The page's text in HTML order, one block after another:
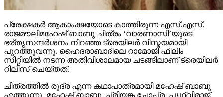
പ്രേക്ഷകര്‍ ആകാംക്ഷയോടെ കാത്തിരുന്ന എസ്.എസ്.
രാജമൗലിമഹേഷ് ബാബു ചിത്രം ‘വാരണാസി’യുടെ
ഭര്തൃസന്ദര്‍ശനം നിറഞ്ഞ ട്രെയിലര്‍ വിസ്മയമായി
പുറത്തുവന്നു. ഹൈദരാബാദിലെ റാമോജി ഫിലിം
സിറ്റിയില്‍ നടന്ന അതിവിശാലമായ ചടങ്ങിലാണ് ട്രെയിലര്‍
റിലീസ് ചെയ്തത്.
ചിത്രത്തില്‍ രുദ്ര എന്ന കഥാപാത്രമായി മഹേഷ് ബാബു
എത്തുന്നു. മഹേഷ് ബാബു, പ്രിയങ്ക ചോപ്ര, പൃഥ്വിരാജ്